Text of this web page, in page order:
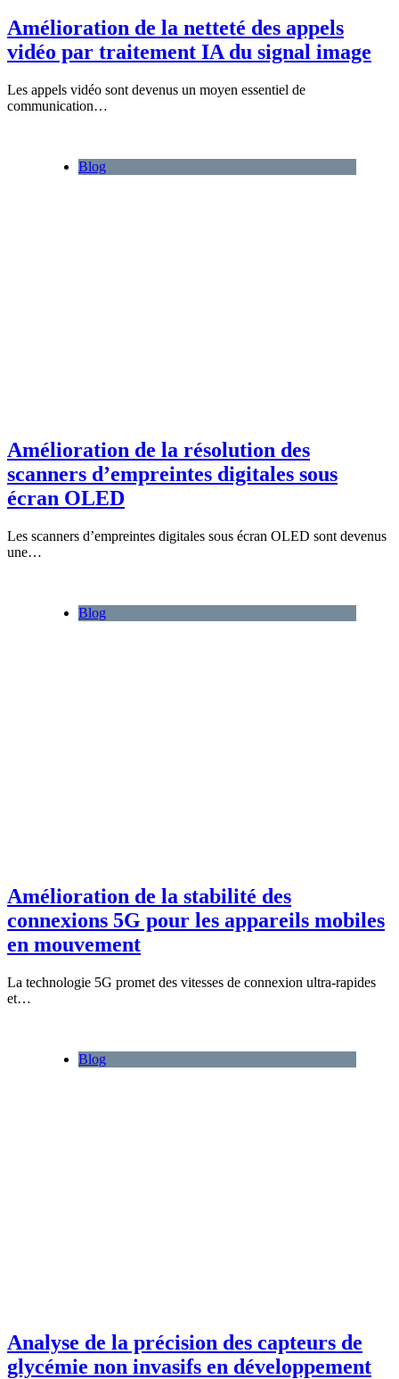
Amélioration de la netteté des appels
vidéo par traitement IA du signal image
Les appels vidéo sont devenus un moyen essentiel de
communication…
Blog
Amélioration de la résolution des
scanners d’empreintes digitales sous
écran OLED
Les scanners d’empreintes digitales sous écran OLED sont devenus
une…
Blog
Amélioration de la stabilité des
connexions 5G pour les appareils mobiles
en mouvement
La technologie 5G promet des vitesses de connexion ultra-rapides
et…
Blog
Analyse de la précision des capteurs de
glycémie non invasifs en développement